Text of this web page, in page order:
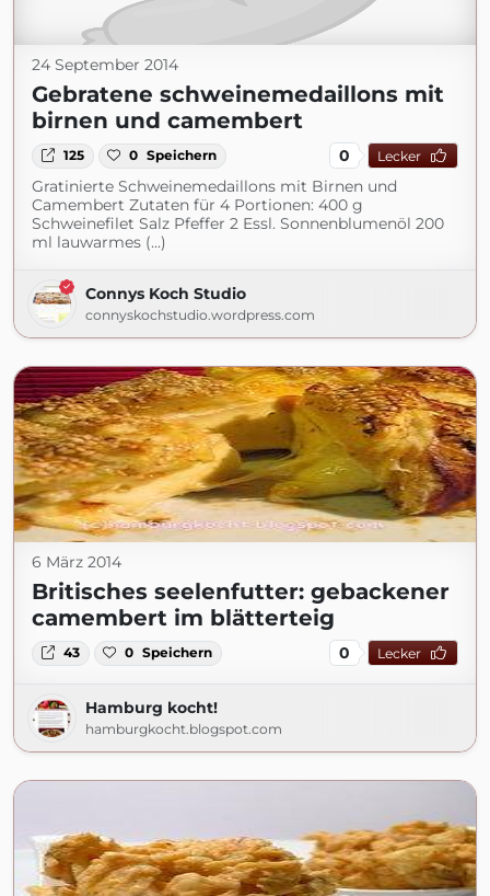
24 September 2014
Gebratene schweinemedaillons mit
birnen und camembert
125 0 Speichern 0 Lecker
Gratinierte Schweinemedaillons mit Birnen und
Camembert Zutaten für 4 Portionen: 400 g
Schweinefilet Salz Pfeffer 2 Essl. Sonnenblumenöl 200
ml lauwarmes (...)
Connys Koch Studio
connyskochstudio.wordpress.com
6 März 2014
Britisches seelenfutter: gebackener
camembert im blätterteig
43 0 Speichern 0 Lecker
Hamburg kocht!
hamburgkocht.blogspot.com